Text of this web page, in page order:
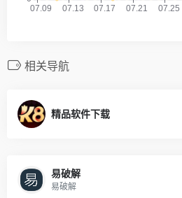
相关导航
精品软件下载
易破解
易破解